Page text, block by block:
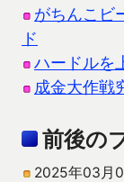
がちんこビ
ド
ハードルを
成金大作戦
前後の
2025年03月